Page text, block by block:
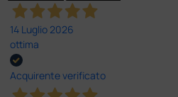
14 Luglio 2026
ottima
Acquirente verificato